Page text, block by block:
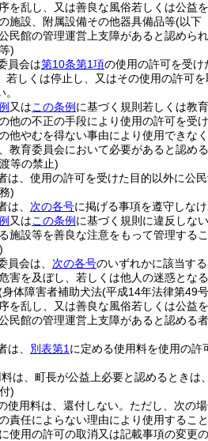
を乱し、又は善良な風俗若しくは公益
施設、附属設備その他器具備品等(以下
民館の管理運営上支障があると認められ
)
員会は第10条第1項の使用の許可を受け
若しくは停止し、又はその使用の許可を
又はこの条例 に基づく規則若しくは教
他の不正の手段により使用の許可を受け
他やむを得ない事由により使用できなく
教育委員会において必要があると認める
等の禁止)
は、使用の許可を受けた目的以外に公
)
は、 次の各号に掲げる事項を遵守しなけ
又はこの条例 に基づく規則に違反しない
施設等を善良な注意をもって管理するこ
員会は、 次の各号のいずれかに該当す
害を及ぼし、若しくは他人の迷惑とな
身体障害者補助犬法(平成14年法律第49
を乱し、又は善良な風俗若しくは公益
民館の管理運営上支障があると認める者
は、 別表第1 に定める使用料を使用の許
は、町長が公益上必要と認めるときは
)
使用料は、還付しない。 ただし、次の
責任によらない理由により使用するこ
使用の許可の取消又は記載事項の変更